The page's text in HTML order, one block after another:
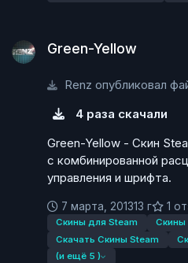
Green-Yellow
Renz опубликовал
4 раза скачали
Green-Yellow - Скин
с комбинированной
управления и шрифта.
7 марта, 201313 г 1
Скины для Steam
Скины
Скачать Скины Steam
(и ещё 5 )